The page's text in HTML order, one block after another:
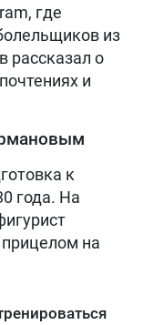
где
из
рассказал о
и
к
года. На
на